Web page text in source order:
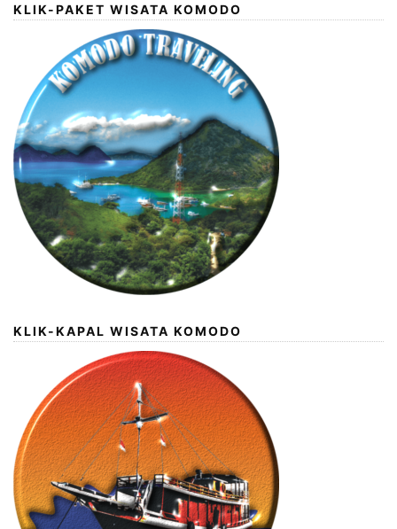
KLIK-PAKET WISATA KOMODO
KLIK-KAPAL WISATA KOMODO